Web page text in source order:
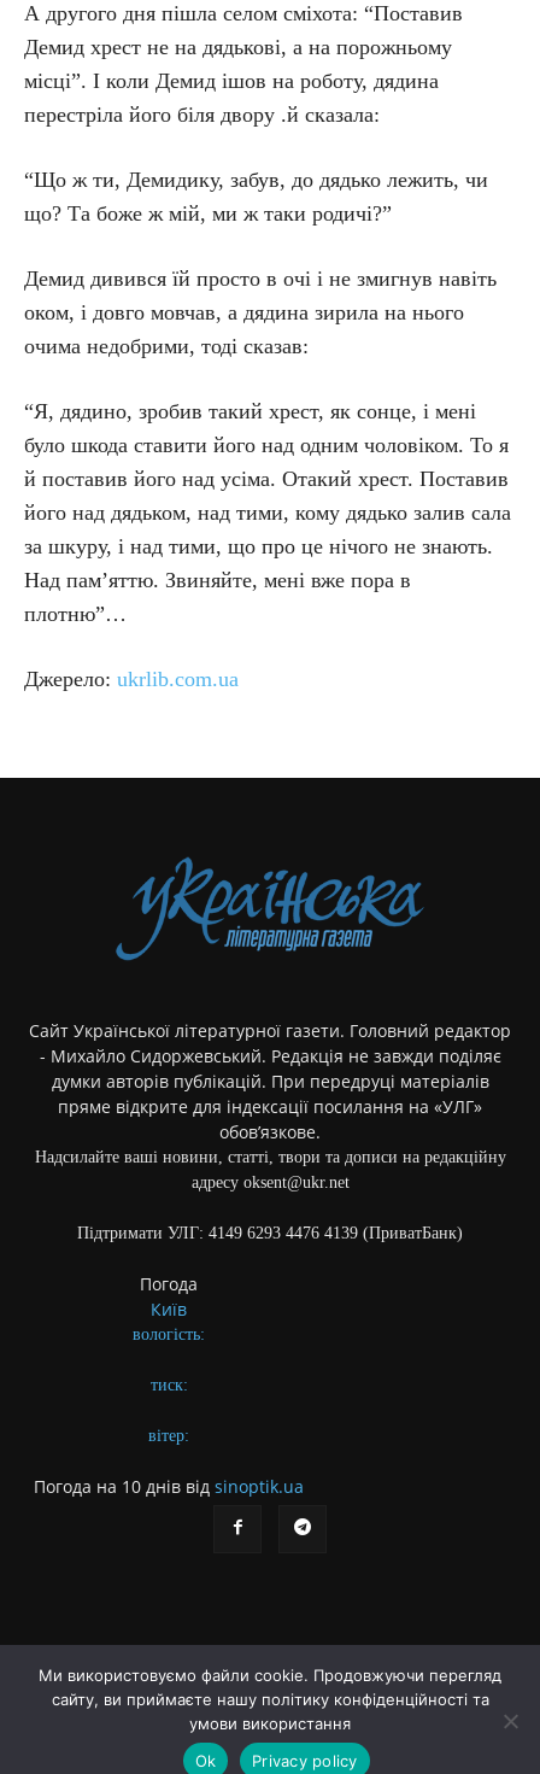
А другого дня пішла селом сміхота: “Поставив
Демид хрест не на дядькові, а на порожньому
місці”. І коли Демид ішов на роботу, дядина
перестріла його біля двору .й сказала:
“Що ж ти, Демидику, забув, до дядько лежить, чи
що? Та боже ж мій, ми ж таки родичі?”
Демид дивився їй просто в очі і не змигнув навіть
оком, і довго мовчав, а дядина зирила на нього
очима недобрими, тоді сказав:
“Я, дядино, зробив такий хрест, як сонце, і мені
було шкода ставити його над одним чоловіком. То я
й поставив його над усіма. Отакий хрест. Поставив
його над дядьком, над тими, кому дядько залив сала
за шкуру, і над тими, що про це нічого не знають.
Над пам’яттю. Звиняйте, мені вже пора в
плотню”…
Джерело: ukrlib.com.ua
Сайт Української літературної газети. Головний редактор
- Михайло Сидоржевський. Редакція не завжди поділяє
думки авторів публікацій. При передруці матеріалів
пряме відкрите для індексації посилання на «УЛГ»
обов’язкове.
Надсилайте ваші новини, статті, твори та дописи на редакційну
адресу oksent@ukr.net
Підтримати УЛГ: 4149 6293 4476 4139 (ПриватБанк)
Погода
Київ
вологість:
тиск:
вітер:
Погода на 10 днів від sinoptik.ua
Про газету
Правила користування сайтом
Політика конфіденційності
© Українська літературна газета. Заснована 2009 року
Ми використовуємо файли cookie. Продовжуючи перегляд
сайту, ви приймаєте нашу політику конфіденційності та
умови використання
Ok
Privacy policy